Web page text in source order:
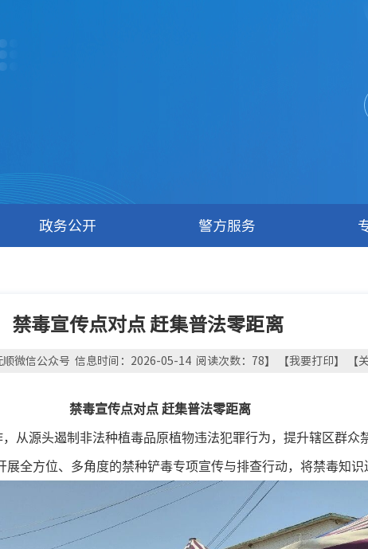
政务公开 警方服务
禁毒宣传点对点 赶集普法零距离
顺微信公众号 信息时间：2026-05-14 阅读次数： 78】 【我要打印】 【
禁毒宣传点对点 赶集普法零距离
从源头遏制非法种植毒品原植物违法犯罪行为，提升辖区群众
全方位、多角度的禁种铲毒专项宣传与排查行动，将禁毒知识